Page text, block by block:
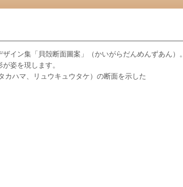
イン集「貝殻断面圖案」（かいがらだんめんずあん）。
姿を現します。
ハマ、リュウキュウタケ）の断面を示した